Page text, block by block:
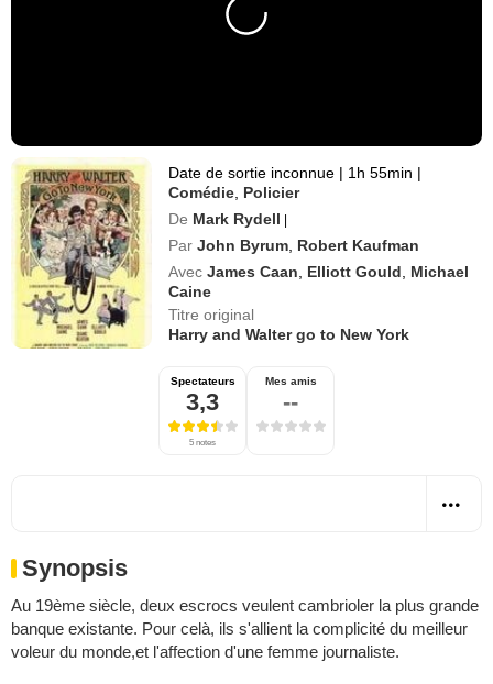
Date de sortie inconnue | 1h 55min |
Comédie Policier
De Mark Rydell |
Par John Byrum Robert Kaufman
Avec James Caan Elliott Gould
Michael
Caine
Titre original
Harry and Walter go to New York
Spectateurs
3,3
5 notes
Mes amis
--
Synopsis
Au 19ème siècle, deux escrocs veulent cambrioler la plus grande
banque existante. Pour celà, ils s'allient la complicité du meilleur
voleur du monde,et l'affection d'une femme journaliste.